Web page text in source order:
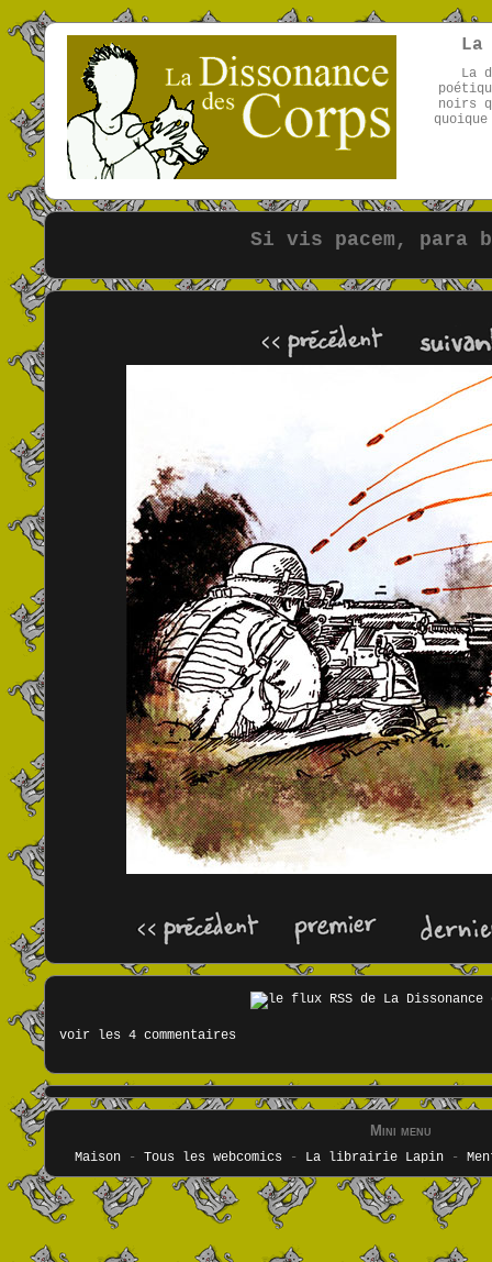
La
La
noirs
Si vis pacem, para
voir les 4 commentaires
Mini menu
Maison- Tous les webcomics - La librairie Lapin-